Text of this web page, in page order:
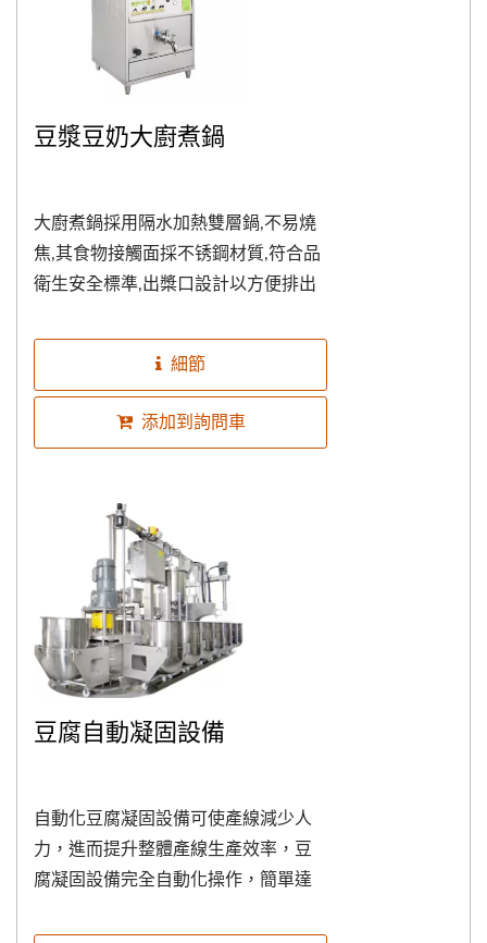
豆漿豆奶大廚煮鍋
大廚煮鍋採用隔水加熱雙層鍋,不易燒
焦,其食物接觸面採不锈鋼材質,符合品
衛生安全標準,出槳口設計以方便排出
於清洗,易拆易裝,相當好操作,接頭可接
冷熱水源,電子式壓力安全開關裝置,與
可加裝自動攪拌器，使豆奶、濃湯烹
調過程避免沉積而燒焦，溫度可設
定，自動控溫,可偵測到達設定溫度值
後，機台自動保持為小火保溫狀態，
警鈴響起，按壓警鈴(示)開關將警鈴解
除。(當鍋內偵測溫度與設定溫度值低
細節
添加到詢問車
豆腐自動凝固設備
自動化豆腐凝固設備可使產線減少人
力，進而提升整體產線生產效率，豆
腐凝固設備完全自動化操作，簡單達